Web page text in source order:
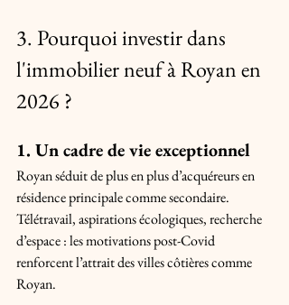
3. Pourquoi investir dans
l'immobilier neuf à Royan en
2026 ?
1. Un cadre de vie exceptionnel
Royan séduit de plus en plus d’acquéreurs en
résidence principale comme secondaire.
Télétravail, aspirations écologiques, recherche
d’espace : les motivations post-Covid
renforcent l’attrait des villes côtières comme
Royan.